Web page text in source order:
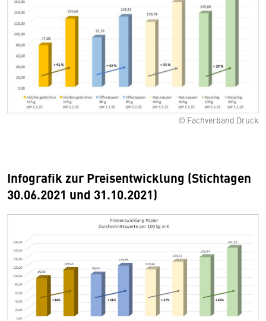
© Fachverband Druck
Infografik zur Preisentwicklung (Stichtagen
30.06.2021 und 31.10.2021)